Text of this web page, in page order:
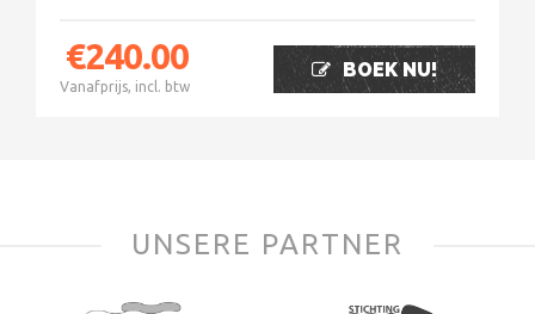
€240.00
Vanafprijs, incl. btw
BOEK NU!
UNSERE PARTNER